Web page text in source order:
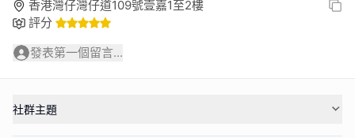
香港灣仔灣仔道109號壹嘉1至2樓
評分
發表第一個留言...
社群主題